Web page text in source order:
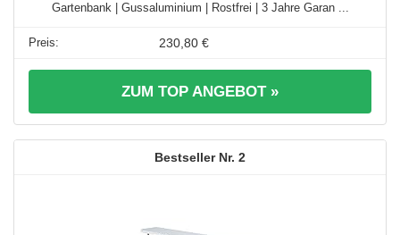
Gartenbank | Gussaluminium | Rostfrei | 3 Jahre Garan ...
230,80 €
ZUM TOP ANGEBOT »
2